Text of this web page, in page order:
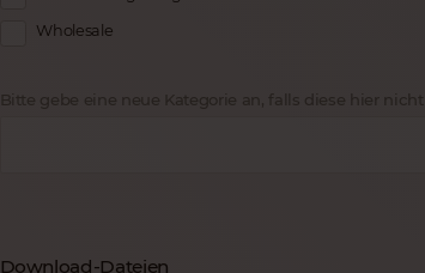
Wholesale
Bitte gebe eine neue Kategorie an, falls diese hier
Download-Dateien